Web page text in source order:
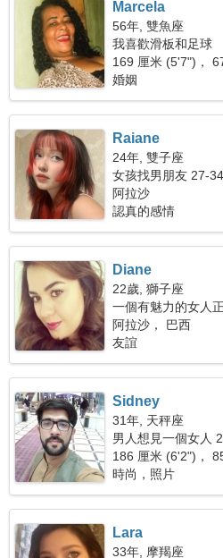
Marcela
56年, 雙魚座
我喜歡滑板和足球
169 厘米 (5'7")，
婚姻
Raiane
24年, 雙子座
女孩找男朋友 27-34
阿拉沙
認真的感情
Diane
22歲, 獅子座
一個有魅力的女人
阿拉沙， 巴西
友誼
Sidney
31年, 天秤座
男人想見一個女人
186 厘米 (6'2")，
時尚，照片
Lara
33年, 摩羯座